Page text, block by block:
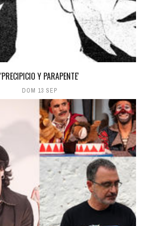
'PRECIPICIO Y PARAPENTE'
DOM 13 SEP